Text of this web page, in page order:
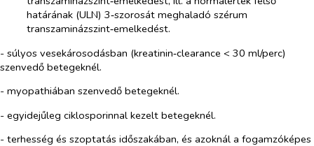
határának (ULN) 3‑szorosát meghaladó szérum
transzaminázszint‑emelkedést.
- súlyos vesekárosodásban (kreatinin‑clearance < 30 ml/perc)
szenvedő betegeknél.
- myopathiában szenvedő betegeknél.
- egyidejűleg ciklosporinnal kezelt betegeknél.
- terhesség és szoptatás időszakában, és azoknál a fogamzóképes